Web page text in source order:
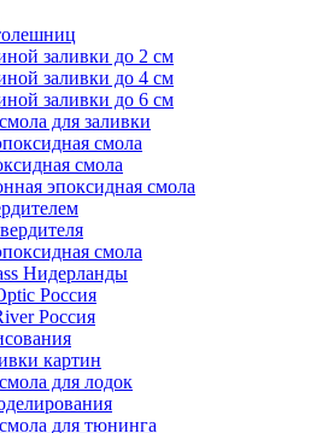
заливки до 2 см
заливки до 4 см
заливки до 6 см
для заливки
смола
смола
эпоксидная смола
смола
Нидерланды
Россия
Россия
картин
для лодок
для тюнинга